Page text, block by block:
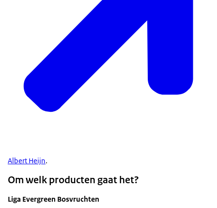
Albert Heijn.
Om welk producten gaat het?
Liga Evergreen Bosvruchten